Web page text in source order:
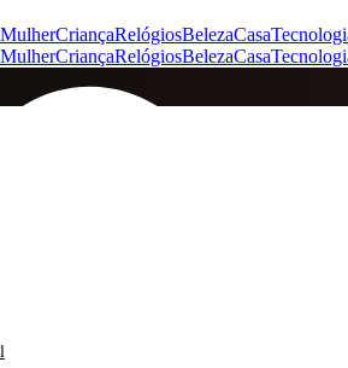
MulherCriançaRelógiosBelezaCasa
MulherCriançaRelógiosBelezaCasa